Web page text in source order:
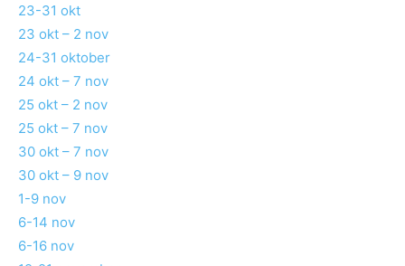
23-31 okt
23 okt – 2 nov
24-31 oktober
24 okt – 7 nov
25 okt – 2 nov
25 okt – 7 nov
30 okt – 7 nov
30 okt – 9 nov
1-9 nov
6-14 nov
6-16 nov